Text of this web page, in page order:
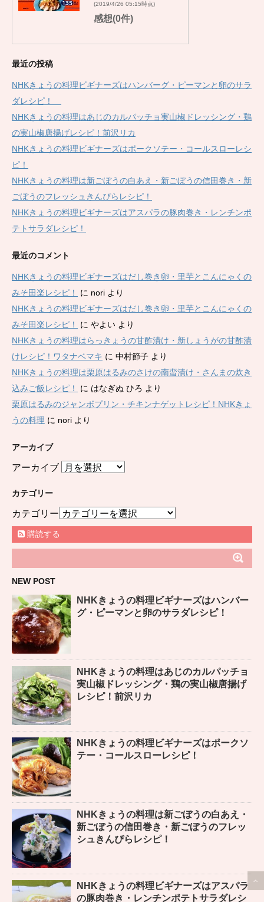
(2019/4/26 05:15時点)
感想(0件)
最近の投稿
NHKきょうの料理ビギナーズはハンバーグ・ピーマンと卵のサラ
ダレシピ！
NHKきょうの料理はあじのカルパッチョ実山椒ドレッシング・鶏
の実山椒唐揚げレシピ！前沢リカ
NHKきょうの料理ビギナーズはポークソテー・コールスローレシ
ピ！
NHKきょうの料理は新ごぼうの白あえ・新ごぼうの信田巻き・新
ごぼうのフレッシュきんぴらレシピ！
NHKきょうの料理ビギナーズはアスパラの豚肉巻き・レンチンポ
テトサラダレシピ！
最近のコメント
NHKきょうの料理ビギナーズはだし巻き卵・里芋とこんにゃくの
みそ田楽レシピ！
に nori より
NHKきょうの料理ビギナーズはだし巻き卵・里芋とこんにゃくの
みそ田楽レシピ！
に やよい より
NHKきょうの料理はらっきょうの甘酢漬け・新しょうがの甘酢漬
けレシピ！ワタナベマキ に 中村節子 より
NHKきょうの料理は栗原はるみのさけの南蛮漬け・さんまの炊き
込みご飯レシピ！
に はなぎぬ ひろ より
栗原はるみのジャンボプリン・チキンナゲットレシピ！NHKきょ
うの料理 に nori より
アーカイブ
アーカイブ
カテゴリー
カテゴリー
購読する
NEW POST
NHKきょうの料理ビギナーズはハンバー
グ・ピーマンと卵のサラダレシピ！
NHKきょうの料理はあじのカルパッチョ
実山椒ドレッシング・鶏の実山椒唐揚げ
レシピ！前沢リカ
NHKきょうの料理ビギナーズはポークソ
テー・コールスローレシピ！
NHKきょうの料理は新ごぼうの白あえ・
新ごぼうの信田巻き・新ごぼうのフレッ
シュきんぴらレシピ！
NHKきょうの料理ビギナーズはアスパラ
の豚肉巻き・レンチンポテトサラダレシ